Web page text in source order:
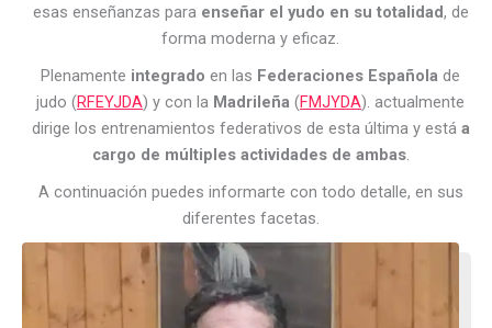
esas enseñanzas para enseñar el yudo en su totalidad, de
forma moderna y eficaz.
Plenamente integrado en las Federaciones Española de
judo (RFEYJDA) y con la Madrileña (FMJYDA). actualmente
dirige los entrenamientos federativos de esta última y está a
cargo de múltiples actividades de ambas.
A continuación puedes informarte con todo detalle, en sus
diferentes facetas.